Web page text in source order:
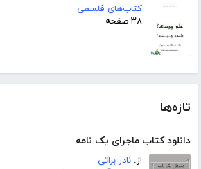
کتاب‌های فلسفی
۳۸ صفحه
تازه‌ها
دانلود کتاب ماجرای یک نامه
از: نادر براتی